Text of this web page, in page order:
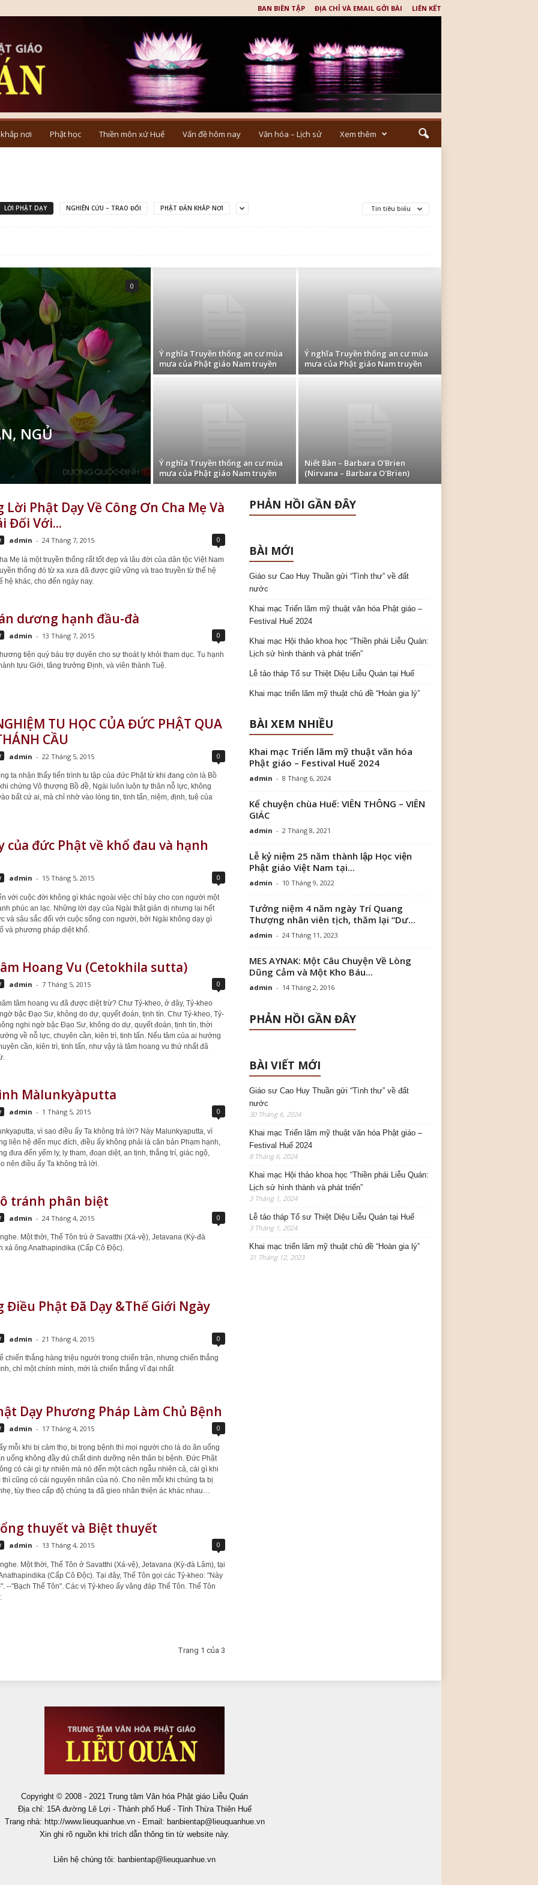
BAN BIÊN TẬP ĐỊA CHỈ VÀ EMAIL GỞI BÀI LIÊN KẾT
nơi Phật học Thiền môn xứ Huế Vấn đề hôm nay Văn hóa – Lịch sử Xem thêm
LỜI PHẬT DẠY NGHIÊN CỨU – TRAO ĐỔI PHẬT ĐẢN KHẮP NƠI Tin tiêu biểu
NGỦ
0
Ý nghĩa Truyền thống an cư mùa
mưa của Phật giáo Nam truyền
Ý nghĩa Truyền thống an cư mùa
mưa của Phật giáo Nam truyền
Ý nghĩa Truyền thống an cư mùa
mưa của Phật giáo Nam truyền
Niết Bàn – Barbara O'Brien
(Nirvana – Barbara O'Brien)
Lời Phật Dạy Về Công Ơn Cha Mẹ Và
Đối Với...
admin - 24 Tháng 7, 2015 0
Mẹ là một truyền thống rất tốt đẹp và lâu đời của dân tộc Việt Nam
thống đó từ xa xưa đã được giữ vững và trao truyền từ thế hệ
hệ khác, cho đến ngày nay.
dương hạnh đầu-đà
admin - 13 Tháng 7, 2015 0
tiện quý báu trợ duyên cho sự thoát ly khỏi tham dục. Tu hạnh
tựu Giới, tăng trưởng Định, và viên thành Tuệ.
TU HỌC CỦA ĐỨC PHẬT QUA
CẦU
admin - 22 Tháng 5, 2015 0
ta nhận thấy tiến trình tu tập của đức Phật từ khi đang còn là Bồ
chứng Vô thượng Bồ đề, Ngài luôn luôn tự thân nỗ lực, không
bất cứ ai, mà chỉ nhờ vào lòng tin, tinh tấn, niệm, định, tuệ của
của đức Phật về khổ đau và hạnh
admin - 15 Tháng 5, 2015 0
với cuộc đời không gì khác ngoài việc chỉ bày cho con người một
phúc an lạc. Những lời dạy của Ngài thật giản dị nhưng lại hết
và sâu sắc đối với cuộc sống con người, bởi Ngài không dạy gì
và phương pháp diệt khổ.
Hoang Vu (Cetokhila sutta)
admin - 7 Tháng 5, 2015 0
tâm hoang vu đã được diệt trừ? Chư Tỷ-kheo, ở đây, Tỷ-kheo
bậc Ðạo Sư, không do dự, quyết đoán, tịnh tín. Chư Tỷ-kheo, Tỷ-
nghi ngờ bậc Ðạo Sư, không do dự, quyết đoán, tịnh tín, thời
về nỗ lực, chuyên cần, kiên trì, tinh tấn. Nếu tâm của ai hướng
cần, kiên trì, tinh tấn, như vậy là tâm hoang vu thứ nhất đã
Màlunkyàputta
admin - 1 Tháng 5, 2015 0
vì sao điều ấy Ta không trả lời? Này Malunkyaputta, vì
liên hệ đến mục đích, điều ấy không phải là căn bản Phạm hạnh,
đưa đến yểm ly, ly tham, đoạn diệt, an tịnh, thắng trí, giác ngộ,
nên điều ấy Ta không trả lời.
tránh phân biệt
admin - 24 Tháng 4, 2015 0
Một thời, Thế Tôn trú ở Savatthi (Xá-vệ), Jetavana (Kỳ-đà
xá ông Anathapindika (Cấp Cô Ðộc).
Điều Phật Đã Dạy &Thế Giới Ngày
admin - 21 Tháng 4, 2015 0
chiến thắng hàng triệu người trong chiến trận, nhưng chiến thắng
chỉ một chính mình, mới là chiến thắng vĩ đại nhất
Dạy Phương Pháp Làm Chủ Bệnh
admin - 17 Tháng 4, 2015 0
mỗi khi bị cảm thọ, bị trọng bệnh thì mọi người cho là do ăn uống
uống không đầy đủ chất dinh dưỡng nên thân bị bệnh. Đức Phật
có cái gì tự nhiên mà nó đến một cách ngẫu nhiên cả, cái gì khi
cũng có cái nguyên nhân của nó. Cho nên mỗi khi chúng ta bị
tùy theo cấp độ chúng ta đã gieo nhân thiện ác khác nhau…
thuyết và Biệt thuyết
admin - 13 Tháng 4, 2015 0
Một thời, Thế Tôn ở Savatthi (Xá-vệ), Jetavana (Kỳ-đà Lâm), tại
(Cấp Cô Ðộc). Tại đây, Thế Tôn gọi các Tỷ-kheo: "Này
--"Bạch Thế Tôn". Các vị Tỷ-kheo ấy vâng đáp Thế Tôn. Thế Tôn
Trang 1 của 3
PHẢN HỒI GẦN ĐÂY
BÀI MỚI
Giáo sư Cao Huy Thuần gửi “Tình thư” về đất
nước
Khai mạc Triển lãm mỹ thuật văn hóa Phật giáo –
Festival Huế 2024
Khai mạc Hội thảo khoa học “Thiền phái Liễu Quán:
Lịch sử hình thành và phát triển”
Lễ tảo tháp Tổ sư Thiệt Diệu Liễu Quán tại Huế
Khai mạc triển lãm mỹ thuật chủ đề “Hoàn gia lý”
BÀI XEM NHIỀU
Khai mạc Triển lãm mỹ thuật văn hóa
Phật giáo – Festival Huế 2024
admin - 8 Tháng 6, 2024
Kể chuyện chùa Huế: VIÊN THÔNG – VIÊN
GIÁC
admin - 2 Tháng 8, 2021
Lễ kỷ niệm 25 năm thành lập Học viện
Phật giáo Việt Nam tại...
admin - 10 Tháng 9, 2022
Tưởng niệm 4 năm ngày Trí Quang
Thượng nhân viên tịch, thăm lại “Dư...
admin - 24 Tháng 11, 2023
MES AYNAK: Một Câu Chuyện Về Lòng
Dũng Cảm và Một Kho Báu...
admin - 14 Tháng 2, 2016
PHẢN HỒI GẦN ĐÂY
BÀI VIẾT MỚI
Giáo sư Cao Huy Thuần gửi “Tình thư” về đất
nước
30 Tháng 6, 2024
Khai mạc Triển lãm mỹ thuật văn hóa Phật giáo –
Festival Huế 2024
8 Tháng 6, 2024
Khai mạc Hội thảo khoa học “Thiền phái Liễu Quán:
Lịch sử hình thành và phát triển”
3 Tháng 1, 2024
Lễ tảo tháp Tổ sư Thiệt Diệu Liễu Quán tại Huế
3 Tháng 1, 2024
Khai mạc triển lãm mỹ thuật chủ đề “Hoàn gia lý”
31 Tháng 12, 2023
Copyright © 2008 - 2021 Trung tâm Văn hóa Phật giáo Liễu Quán
Địa chỉ: 15A đường Lê Lợi - Thành phố Huế - Tỉnh Thừa Thiên Huế
Trang nhà: http://www.lieuquanhue.vn - Email: banbientap@lieuquanhue.vn
Xin ghi rõ nguồn khi trích dẫn thông tin từ website này.
Liên hệ chúng tôi: banbientap@lieuquanhue.vn